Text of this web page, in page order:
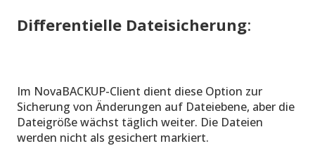
Differentielle Dateisicherung:
Im NovaBACKUP-Client dient diese Option zur
Sicherung von Änderungen auf Dateiebene, aber die
Dateigröße wächst täglich weiter. Die Dateien
werden nicht als gesichert markiert.